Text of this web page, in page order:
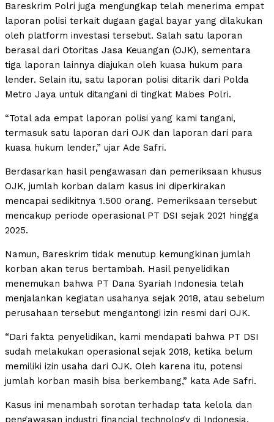
Bareskrim Polri juga mengungkap telah menerima empat
laporan polisi terkait dugaan gagal bayar yang dilakukan
oleh platform investasi tersebut. Salah satu laporan
berasal dari Otoritas Jasa Keuangan (OJK), sementara
tiga laporan lainnya diajukan oleh kuasa hukum para
lender. Selain itu, satu laporan polisi ditarik dari Polda
Metro Jaya untuk ditangani di tingkat Mabes Polri.
“Total ada empat laporan polisi yang kami tangani,
termasuk satu laporan dari OJK dan laporan dari para
kuasa hukum lender,” ujar Ade Safri.
Berdasarkan hasil pengawasan dan pemeriksaan khusus
OJK, jumlah korban dalam kasus ini diperkirakan
mencapai sedikitnya 1.500 orang. Pemeriksaan tersebut
mencakup periode operasional PT DSI sejak 2021 hingga
2025.
Namun, Bareskrim tidak menutup kemungkinan jumlah
korban akan terus bertambah. Hasil penyelidikan
menemukan bahwa PT Dana Syariah Indonesia telah
menjalankan kegiatan usahanya sejak 2018, atau sebelum
perusahaan tersebut mengantongi izin resmi dari OJK.
“Dari fakta penyelidikan, kami mendapati bahwa PT DSI
sudah melakukan operasional sejak 2018, ketika belum
memiliki izin usaha dari OJK. Oleh karena itu, potensi
jumlah korban masih bisa berkembang,” kata Ade Safri.
Kasus ini menambah sorotan terhadap tata kelola dan
pengawasan industri financial technology di Indonesia,